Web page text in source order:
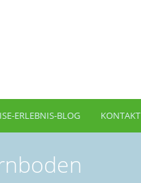
ERLEBNIS-BLOG KONTAKT